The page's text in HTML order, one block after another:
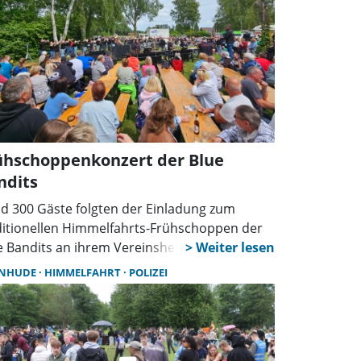
der Blue
300 Gäste folgten der Einladung zum
Himmelfahrts-Frühschoppen der
Bandits an ihrem Vereinsheim und erlebten
Wetter einen stimmungsvollen
mit Musik, kulinarischen Genüssen und
bunten Familienprogramm.
HIMMELFAHRT POLIZEI